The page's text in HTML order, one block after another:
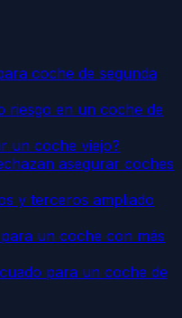
coche de segunda
riesgo en un coche de
un coche viejo?
asegurar coches
y terceros ampliado
un coche con más
para un coche de